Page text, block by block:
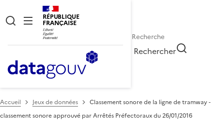
RÉPUBLIQUE
FRANÇAISE
Rechercher
Accueil Jeux de données
Classement sonore de la ligne de tramway -
classement sonore approuvé par Arrêtés Préfectoraux du 26/01/2016